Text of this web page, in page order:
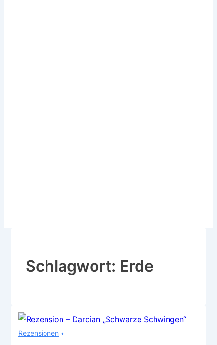
Schlagwort: Erde
Rezensionen